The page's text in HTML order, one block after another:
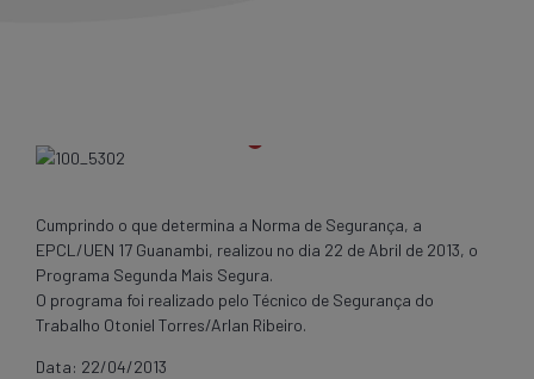
Cumprindo o que determina a Norma de Segurança, a
EPCL/UEN 17 Guanambi, realizou no dia 22 de Abril de 2013, o
Programa Segunda Mais Segura.
O programa foi realizado pelo Técnico de Segurança do
Trabalho Otoniel Torres/Arlan Ribeiro.
Data: 22/04/2013